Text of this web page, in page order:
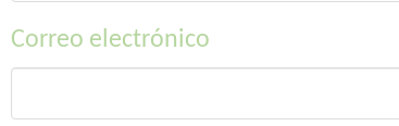
Correo electrónico